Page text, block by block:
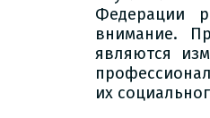
Федерации
внимание.
являются
их